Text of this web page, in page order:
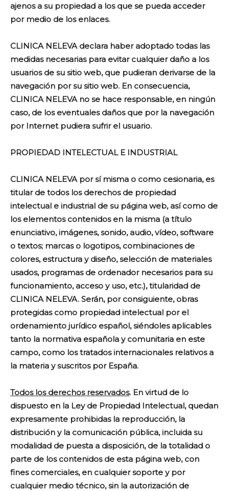
ajenos a su propiedad a los que se pueda acceder
por medio de los enlaces.
CLINICA NELEVA declara haber adoptado todas las
medidas necesarias para evitar cualquier daño a los
usuarios de su sitio web, que pudieran derivarse de la
navegación por su sitio web. En consecuencia,
CLINICA NELEVA no se hace responsable, en ningún
caso, de los eventuales daños que por la navegación
por Internet pudiera sufrir el usuario.
PROPIEDAD INTELECTUAL E INDUSTRIAL
CLINICA NELEVA por sí misma o como cesionaria, es
titular de todos los derechos de propiedad
intelectual e industrial de su página web, así como de
los elementos contenidos en la misma (a título
enunciativo, imágenes, sonido, audio, vídeo, software
o textos; marcas o logotipos, combinaciones de
colores, estructura y diseño, selección de materiales
usados, programas de ordenador necesarios para su
funcionamiento, acceso y uso, etc.), titularidad de
CLINICA NELEVA. Serán, por consiguiente, obras
protegidas como propiedad intelectual por el
ordenamiento jurídico español, siéndoles aplicables
tanto la normativa española y comunitaria en este
campo, como los tratados internacionales relativos a
la materia y suscritos por España.
Todos los derechos reservados. En virtud de lo
dispuesto en la Ley de Propiedad Intelectual, quedan
expresamente prohibidas la reproducción, la
distribución y la comunicación pública, incluida su
modalidad de puesta a disposición, de la totalidad o
parte de los contenidos de esta página web, con
fines comerciales, en cualquier soporte y por
cualquier medio técnico, sin la autorización de